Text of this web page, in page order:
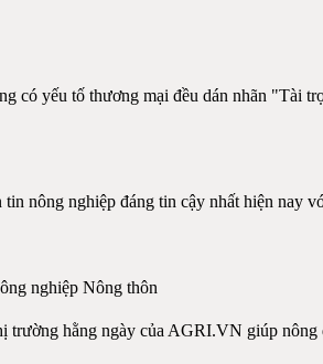
có yếu tố thương mại đều dán nhãn "Tài
nông nghiệp đáng tin cậy nhất hiện nay
nghiệp Nông thôn
trường hằng ngày của AGRI.VN giúp